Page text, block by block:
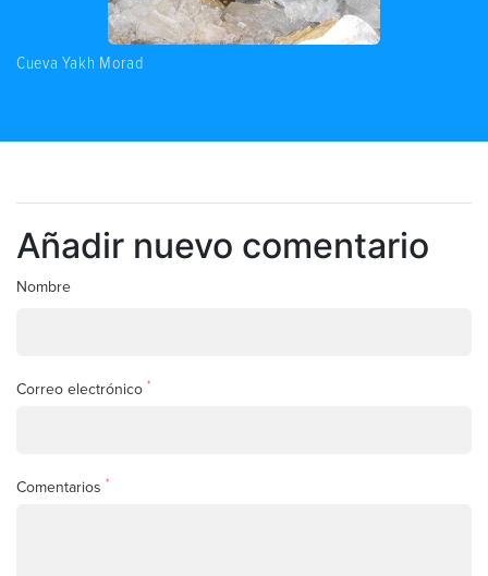
Cueva Yakh Morad
Añadir nuevo comentario
Nombre
Correo electrónico *
Comentarios *